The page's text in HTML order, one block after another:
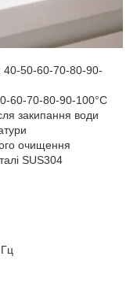
40-50-60-70-80-90-
60-70-80-90-100°C
закипання води
очищення
SUS304